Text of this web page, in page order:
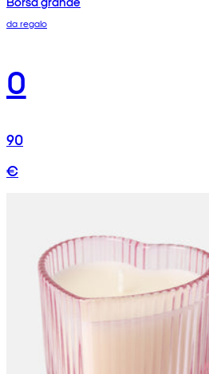
da regalo
0
90
€